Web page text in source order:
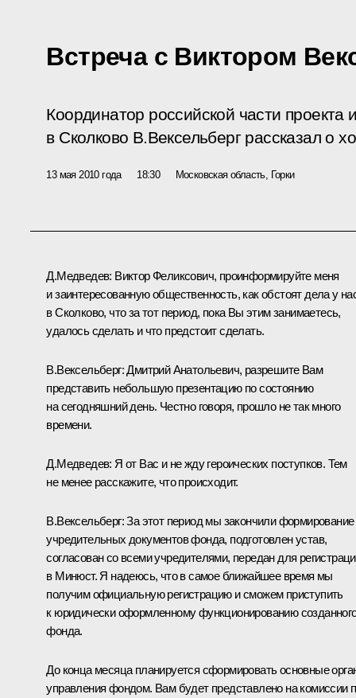
Встреча с Виктором
Координатор российской части проекта
в Сколково В.Вексельберг рассказал о
13 мая 2010 года 18:30 Московская область, Горки
Д.Медведев: Виктор Феликсович, проинформируйте меня
и заинтересованную общественность, как обстоят дела у
в Сколково, что за тот период, пока Вы этим занимаетесь,
удалось сделать и что предстоит сделать.
В.Вексельберг:Дмитрий Анатольевич, разрешите Вам
представить небольшую презентацию по состоянию
на сегодняшний день. Честно говоря, прошло не так много
времени.
Д.Медведев: Я от Вас и не жду героических поступков. Тем
не менее расскажите, что происходит.
В.Вексельберг:За этот период мы закончили формирование
учредительных документов фонда, подготовлен устав,
согласован со всеми учредителями, передан для
в Минюст. Я надеюсь, что в самое ближайшее время мы
получим официальную регистрацию и сможем приступить
к юридически оформленному функционированию
фонда.
До конца месяца планируется сформировать основные
управления фондом. Вам будет представлено на комиссии